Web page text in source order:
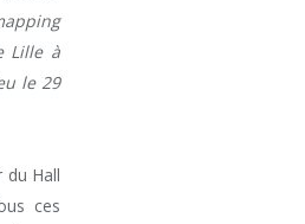
Lille à
le 29
du Hall
ces